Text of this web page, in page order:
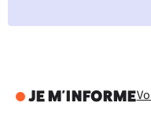
JE M'INFORME